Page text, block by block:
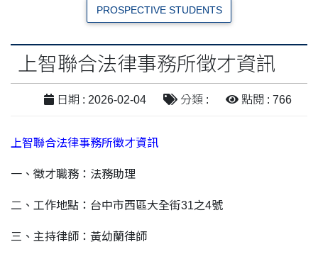
PROSPECTIVE STUDENTS
上智聯合法律事務所徵才資訊
日期 : 2026-02-04 分類 : 點閱 : 766
上智聯合法律事務所徵才資訊
一、徵才職務：法務助理
二、工作地點：台中市西區大全街31之4號
三、主持律師：黃幼蘭律師